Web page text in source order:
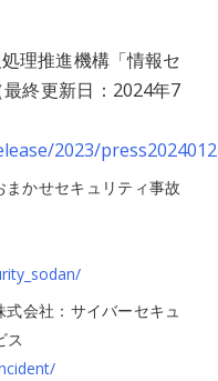
理推進機構「情報セ
終更新日：2024年7
2023/
かせセキュリティ事故
会社：サイバーセキュ
ス